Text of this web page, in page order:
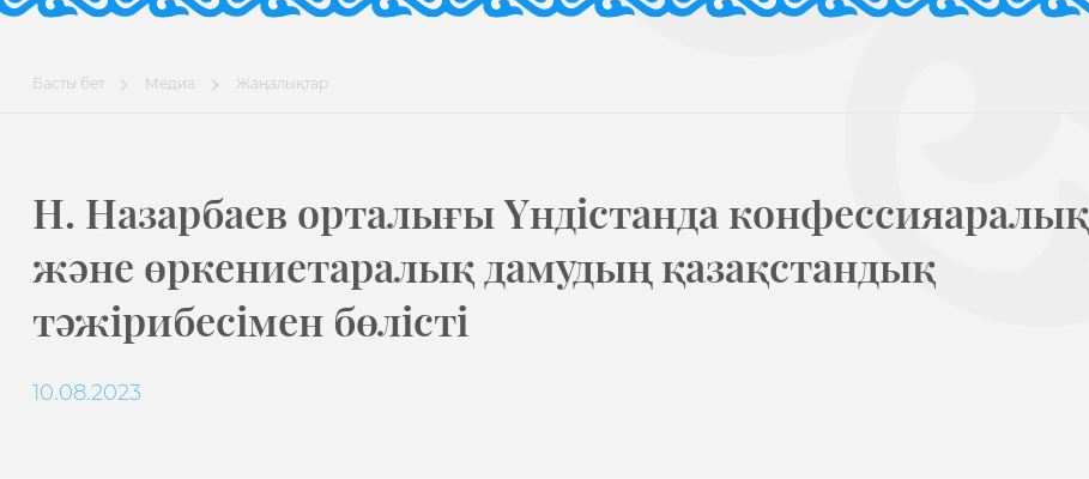
Басты бет Медиа Жаңалықтар
Н. Назарбаев орталығы Үндістанда конфессияаралық
және өркениетаралық дамудың қазақстандық
тәжірибесімен бөлісті
10.08.2023